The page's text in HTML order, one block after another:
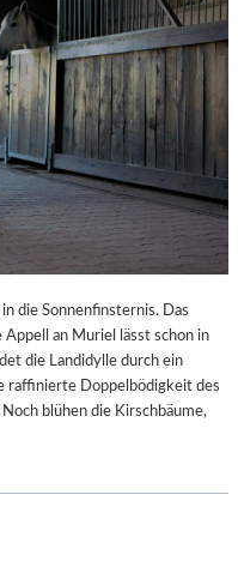
die Sonnenfinsternis. Das
Appell an Muriel lässt schon in
die Landidylle durch ein
raffinierte Doppelbödigkeit des
Noch blühen die Kirschbäume,